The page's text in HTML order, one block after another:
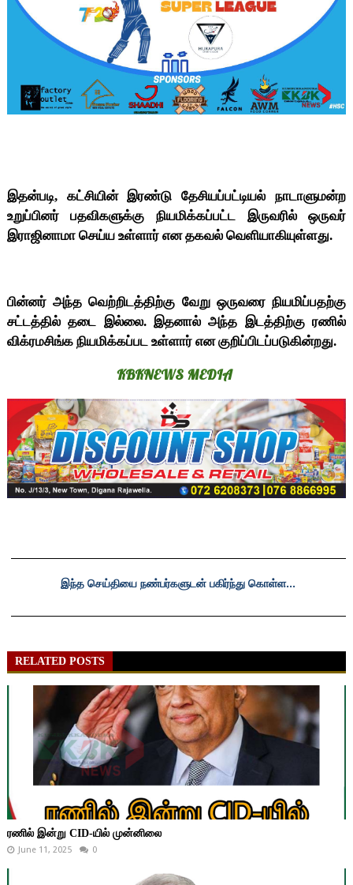
இதன்படி, கட்சியின் இரண்டு தேசியப்பட்டியல் நாடாளுமன்ற
உறுப்பினர் பதவிகளுக்கு நியமிக்கப்பட்ட இருவரில் ஒருவர்
இராஜினாமா செய்ய உள்ளார் என தகவல் வெளியாகியுள்ளது.
பின்னர் அந்த வெற்றிடத்திற்கு வேறு ஒருவரை நியமிப்பதற்கு
சட்டத்தில் தடை இல்லை. இதனால் அந்த இடத்திற்கு ரணில்
விக்ரமசிங்க நியமிக்கப்பட உள்ளார் என குறிப்பிடப்படுகின்றது.
KBKNEWS MEDIA
RELATED POSTS
ரணில் இன்று CID-யில் முன்னிலை
June 11, 2025 0